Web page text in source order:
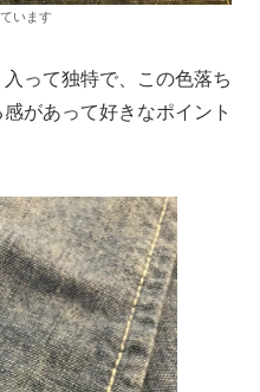
います
って独特で、この色落ち
があって好きなポイント